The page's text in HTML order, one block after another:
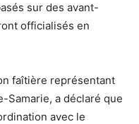
sur des avant-
officialisés en
faîtière représentant
Samarie, a déclaré que
avec le